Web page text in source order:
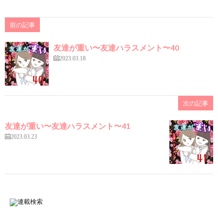
前の記事
友達が重い〜友達ハラスメント〜40
2023.03.18
次の記事
友達が重い〜友達ハラスメント〜41
2023.03.23